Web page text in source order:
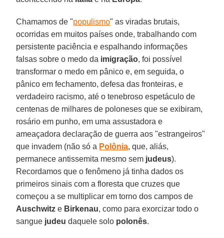
Chamamos de "populismo" as viradas brutais,
ocorridas em muitos países onde, trabalhando com
persistente paciência e espalhando informações
falsas sobre o medo da imigração, foi possível
transformar o medo em pânico e, em seguida, o
pânico em fechamento, defesa das fronteiras, e
verdadeiro racismo, até o tenebroso espetáculo de
centenas de milhares de poloneses que se exibiram,
rosário em punho, em uma assustadora e
ameaçadora declaração de guerra aos "estrangeiros"
que invadem (não só a Polônia, que, aliás,
permanece antissemita mesmo sem judeus).
Recordamos que o fenômeno já tinha dados os
primeiros sinais com a floresta que cruzes que
começou a se multiplicar em torno dos campos de
Auschwitz e Birkenau, como para exorcizar todo o
sangue judeu daquele solo polonês.